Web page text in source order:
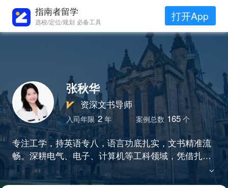
指南者留学
选校/定位/规划 必备工具 打开App
张秋华
资深文书导师
入司年限 2年 案例总数 165 个
专注工学，持英语专八，语言功底扎实，文书精准流
畅。深耕电气、电子、计算机等工科领域，凭借扎实
知识储备，快速提炼核心技术亮点。擅长将复杂专业
履历转化为高竞争力文书，从学术基础、实践能力、